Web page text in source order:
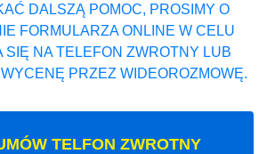
DALSZĄ POMOC, PROSIMY O
FORMULARZA ONLINE W CELU
SIĘ NA TELEFON ZWROTNY LUB
PRZEZ WIDEOROZMOWĘ.
TELFON ZWROTNY